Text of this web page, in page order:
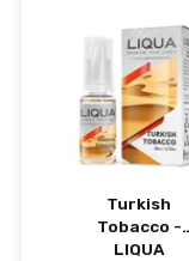
Turkish
Tobacco -
LIQUA